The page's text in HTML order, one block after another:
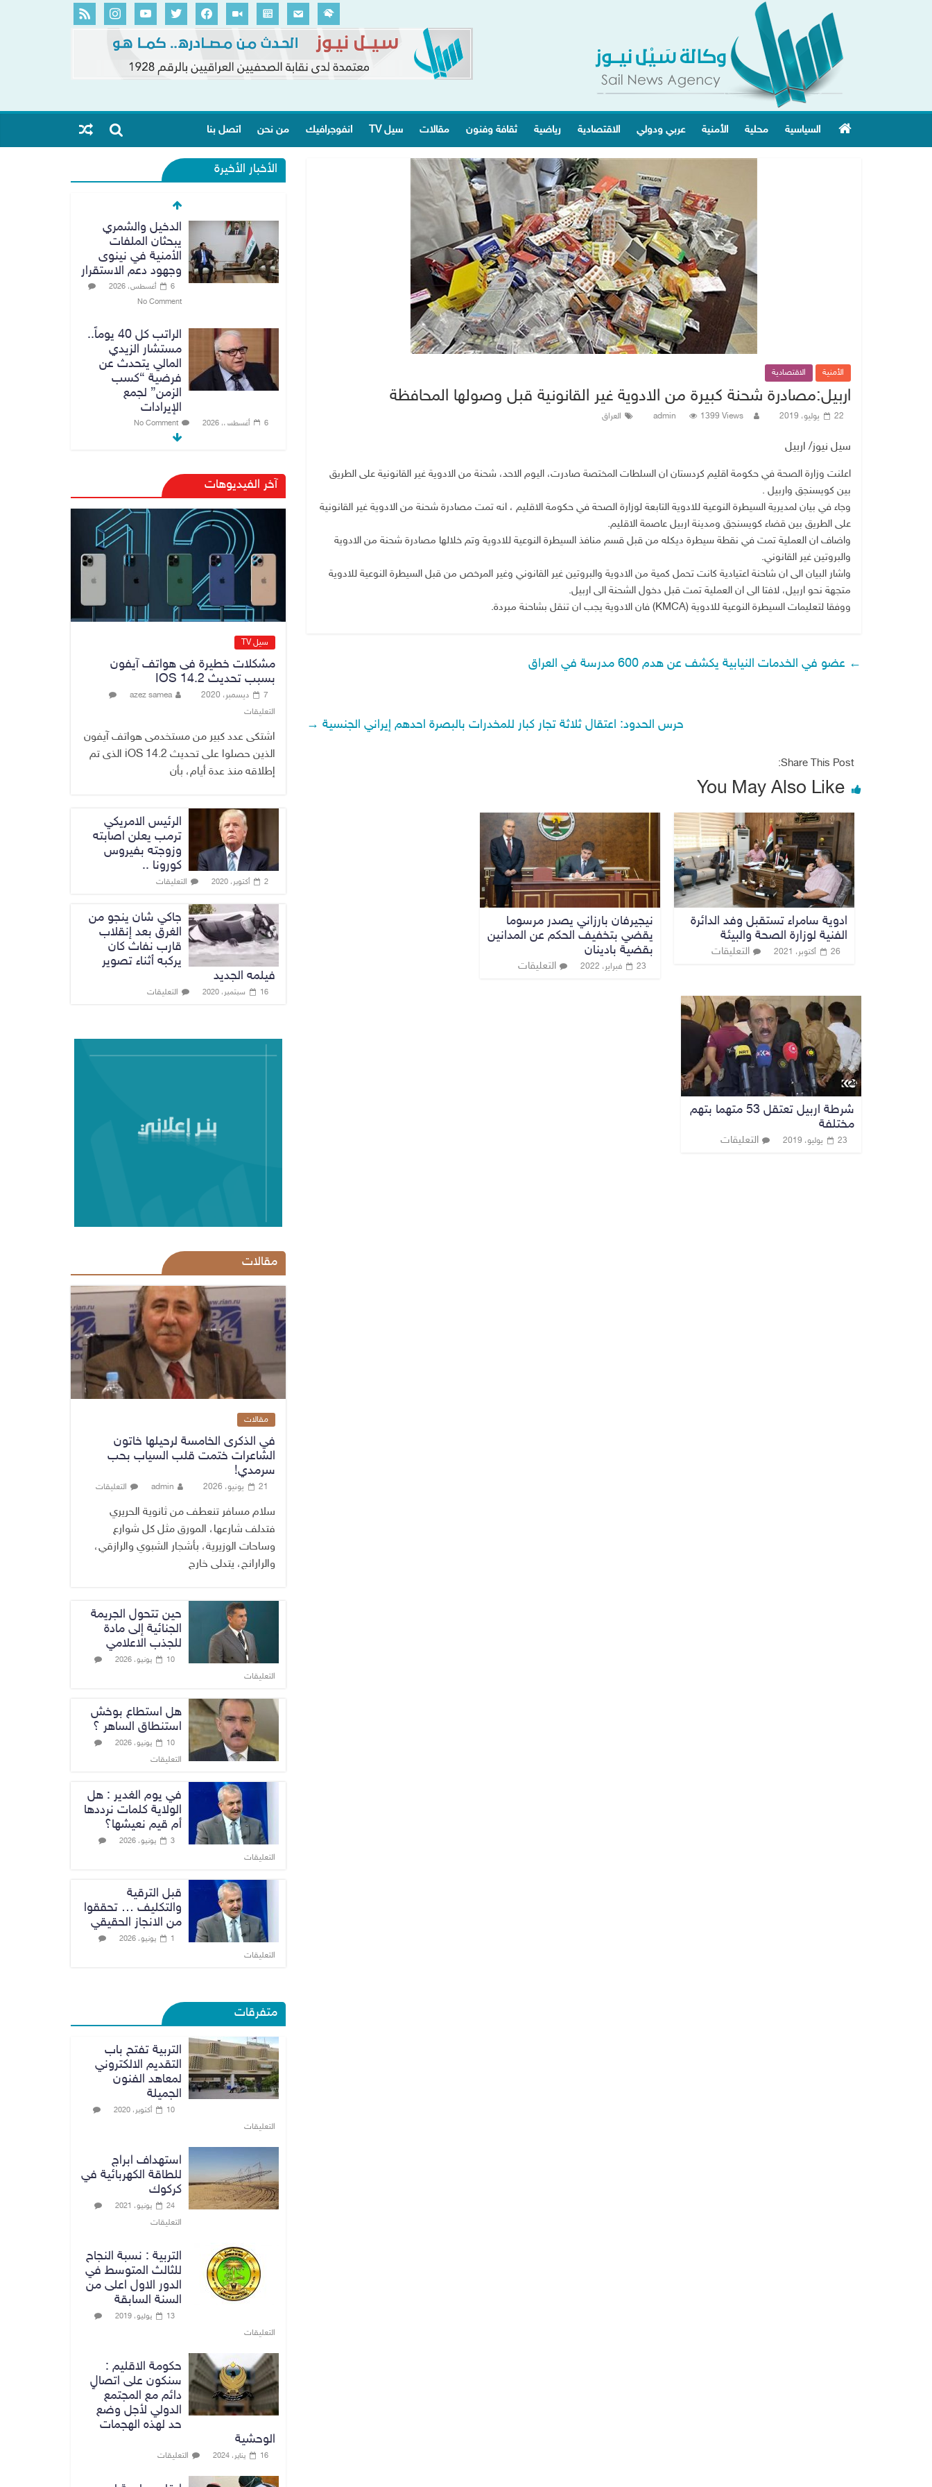
السياسية محلية الأمنية عربي ودولي الاقتصادية رياضية ثقافة وفنون مقالات سيل TV انفوجرافيك من نحن اتصل بنا
الأمنية الاقتصادية
اربيل:مصادرة شحنة كبيرة من الادوية غير القانونية قبل وصولها المحافظة
22 يوليو، 2019 admin 1399 Views العراق
سيل نيوز/ اربيل
اعلنت وزارة الصحة في حكومة اقليم كردستان ان السلطات المختصة صادرت، اليوم الاحد، شحنة من الادوية غير القانونية على الطريق
بين كويسنجق واربيل .
وجاء في بيان لمديرية السيطرة النوعية للادوية التابعة لوزارة الصحة في حكومة الاقليم ، انه تمت مصادرة شحنة من الادوية غير القانونية
على الطريق بين قضاء كويسنجق ومدينة اربيل عاصمة الاقليم.
واضاف ان العملية تمت في نقطة سيطرة ديكله من قبل قسم منافذ السيطرة النوعية للادوية وتم خلالها مصادرة شحنة من الادوية
والبروتين غير القانوني.
واشار البيان الى ان شاحنة اعتيادية كانت تحمل كمية من الادوية والبروتين غير القانوني وغير المرخص من قبل السيطرة النوعية للادوية
متجهة نحو اربيل، لافتا الى ان العملية تمت قبل دخول الشحنة الى اربيل.
ووفقا لتعليمات السيطرة النوعية للادوية (KMCA) فان الادوية يجب ان تنقل بشاحنة مبردة.
← عضو في الخدمات النيابية يكشف عن هدم 600 مدرسة في العراق
حرس الحدود: اعتقال ثلاثة تجار كبار للمخدرات بالبصرة احدهم إيراني الجنسية →
Share This Post:
You May Also Like
ادوية سامراء تستقبل وفد الدائرة
الفنية لوزارة الصحة والبيئة
26 أكتوبر، 2021 التعليقات
نيجيرفان بارزاني يصدر مرسوما
يقضي بتخفيف الحكم عن المدانين
بقضية بادينان
23 فبراير، 2022 التعليقات
شرطة اربيل تعتقل 53 متهما بتهم
مختلفة
23 يوليو، 2019 التعليقات
الأخبار الأخيرة
الدخيل والشمري
يبحثان الملفات
الأمنية في نينوى
وجهود دعم الاستقرار
6 أغسطس، 2026
No Comment
الراتب كل 40 يوماً..
مستشار الزيدي
المالي يتحدث عن
فرضية “كسب
الزمن” لجمع
الإيرادات
6 أغسطس، 2026 No Comment
بشأن الوزارات
الشاغرة لحين تسمية
الوزراء
No Comment
هيئة الإعلام
والاتصالات تعتمد
رقمية موثوقة لدعم
الاقتصاد الرقمي
رئيس هيئة النزاهة:
لا مظلة تحمي
العام أمانة
No Comment
آخر الفيديوهات
سيل TV
مشكلات خطيرة فى هواتف آيفون
بسبب تحديث IOS 14.2
7 ديسمبر، 2020
azez samea
التعليقات
اشتكى عدد كبير من مستخدمى هواتف آيفون
الذين حصلوا على تحديث iOS 14.2 الذى تم
إطلاقه منذ عدة أيام، بأن
الرئيس الامريكي
ترمب يعلن اصابته
وزوجته بفيروس
كورونا ..
2 أكتوبر، 2020 التعليقات
جاكي شان ينجو من
الغرق بعد إنقلاب
قارب نفاث كان
يركبه أثناء تصوير
فيلمه الجديد
16 سبتمبر، 2020 التعليقات
مقالات
مقالات
في الذكرى الخامسة لرحيلها خاتون
الشاعرات ختمت قلب السياب بحب
سرمدي!
21 يونيو، 2026 admin التعليقات
سلام مسافر تنعطف من ثانوية الحريري
فتدلف شارعها، المورق مثل كل شوارع
وساحات الوزيرية، بأشجار الشبوي والرازقي،
والرارانج، يتدلى خارج
حين تتحول الجريمة
الجنائية إلى مادة
للجذب الاعلامي
10 يونيو، 2026
التعليقات
هل استطاع بوخش
استنطاق الساهر ؟
10 يونيو، 2026
التعليقات
في يوم الغدير : هل
الولاية كلمات نرددها
أم قيم نعيشها؟
3 يونيو، 2026
التعليقات
قبل الترقية
والتكليف … تحققوا
من الانجاز الحقيقي
1 يونيو، 2026
التعليقات
متفرقات
التربية تفتح باب
التقديم الالكتروني
لمعاهد الفنون
الجميلة
10 أكتوبر، 2020
التعليقات
استهداف ابراج
للطاقة الكهربائية في
كركوك
24 يونيو، 2021
التعليقات
التربية : نسبة النجاح
للثالث المتوسط في
الدور الاول اعلى من
السنة السابقة
13 يوليو، 2019
التعليقات
حكومة الاقليم :
سنكون على اتصالٍ
دائم مع المجتمع
الدولي لأجل وضع
حد لهذه الهجمات
الوحشية
16 يناير، 2024 التعليقات